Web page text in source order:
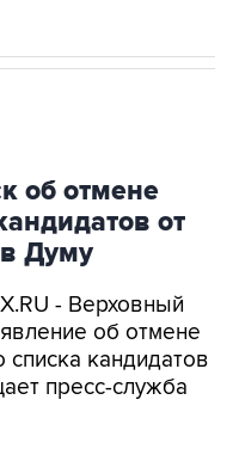
об отмене
от
Думу
- Верховный
кандидатов
пресс-служба